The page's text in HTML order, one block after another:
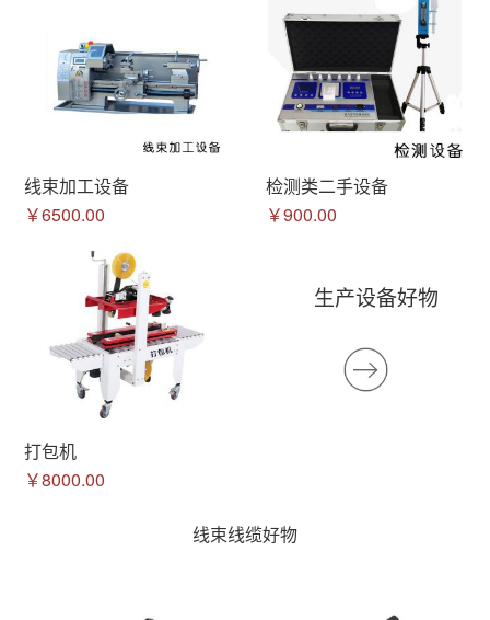
线束加工设备
￥6500.00
检测类二手设备
￥900.00
打包机
￥8000.00
生产设备好物
线束线缆好物